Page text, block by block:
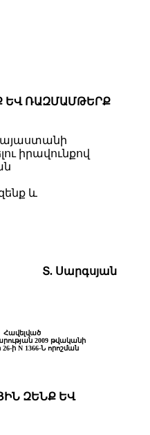
ԵՎ ՌԱԶՄԱՄԹԵՐՔ
իրավունքով
և
Տ. Սարգսյան
Հավելված
2009 թվականի
26-ի N 1366-Ն որոշման
ԶԵՆՔ ԵՎ